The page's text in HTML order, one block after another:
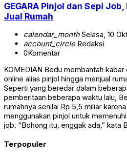
GEGARA Pinjol dan Sepi
Jual Rumah
calendar_monthSelasa, 10
account_circleRedaksi
0Komentar
KOMEDIAN Bedu membantah
online alias pinjol hingga menjual
Seperti yang beredar dalam
pemberitaan beberapa waktu lalu,
rumahnya senilai Rp 5,5 miliar
menggunakan pinjol untuk
job. “Bohong itu, enggak ada,” kata
Terpopuler